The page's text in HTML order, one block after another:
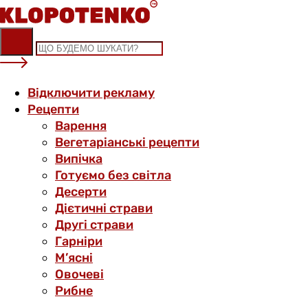
Skip
to
content
Відключити рекламу
Рецепти
Варення
Вегетаріанські рецепти
Випічка
Готуємо без світла
Десерти
Дієтичні страви
Другі страви
Гарніри
М’ясні
Овочеві
Рибне